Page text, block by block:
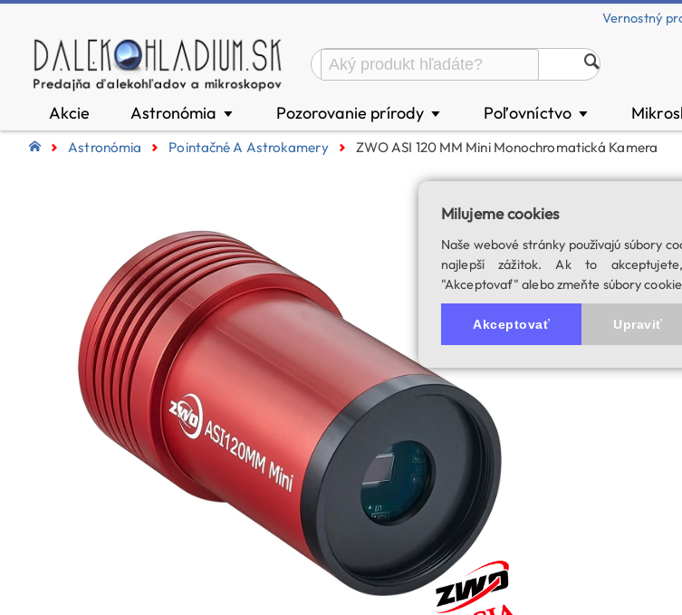
Vernostný
Akcie Astronómia ▼ Pozorovanie prírody ▼ Poľovníctvo ▼
Astronómia Pointačné A Astrokamery ZWO ASI 120 MM Mini Monochromatická Kamera
USB 2.0
SKU: 02792
Milujeme cookies
Naše webové stránky používajú súbory
najlepší zážitok. Ak to
"Akceptovať" alebo zmeňte súbory
Akceptovať Upraviť